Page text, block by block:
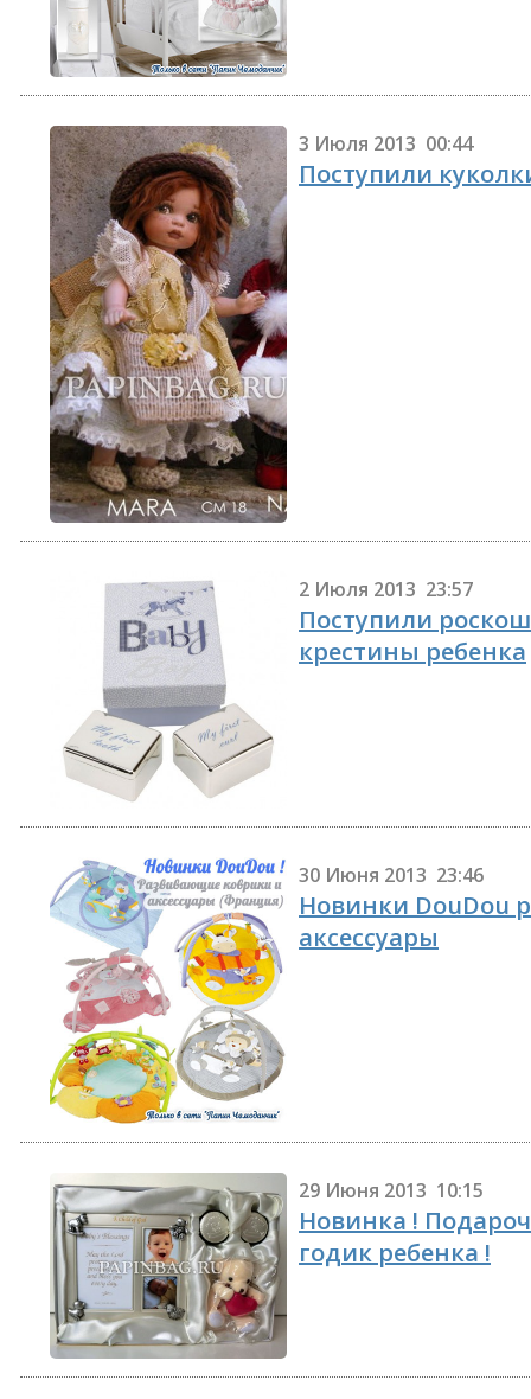
3 Июля 2013 00:44
Поступили
2 Июля 2013 23:57
Поступили
крестины ребенка
30 Июня 2013 23:46
Новинки DouDou
аксессуары
29 Июня 2013 10:15
Новинка !
годик ребенка !